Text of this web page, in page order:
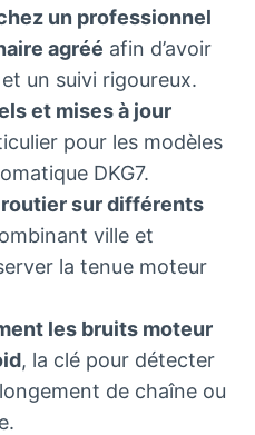
un professionnel
agréé afin d’avoir
un suivi rigoureux.
et mises à jour
pour les modèles
DKG7.
sur différents
ville et
la tenue moteur
les bruits moteur
, la clé pour détecter
de chaîne ou